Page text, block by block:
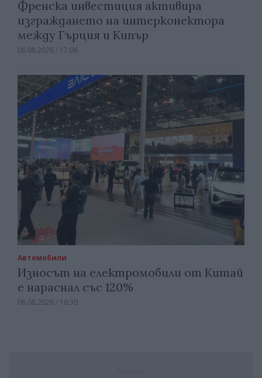
Френска инвестиция активира
изграждането на интерконектора
между Гърция и Кипър
06.08.2026 / 17:06
Автомобили
Износът на електромобили от Китай
е нараснал със 120%
06.08.2026 / 16:30